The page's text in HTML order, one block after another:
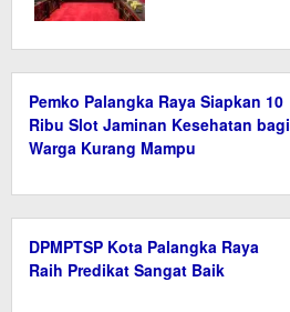
Pemko Palangka Raya Siapkan 10
Ribu Slot Jaminan Kesehatan bagi
Warga Kurang Mampu
DPMPTSP Kota Palangka Raya
Raih Predikat Sangat Baik